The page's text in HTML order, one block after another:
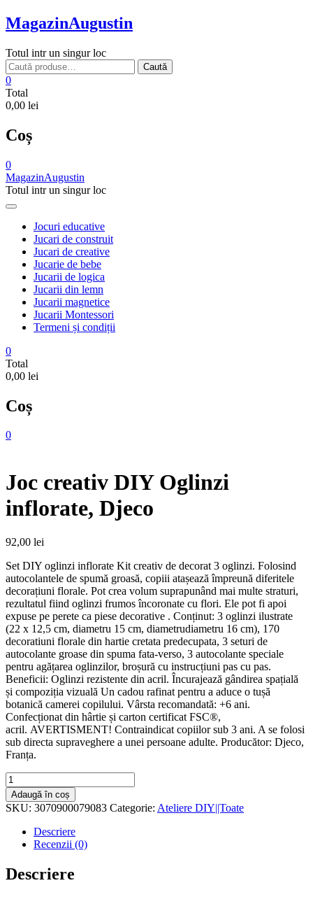
Skip
to
MagazinAugustin
Totul intr un singur loc
Caută
după:
Caută
0
Total
0,00 lei
Coș
0
MagazinAugustin
Totul intr un singur loc
Jocuri educative
Jucari de construit
Jucari de creative
Jucarie de bebe
Jucarii de logica
Jucarii din lemn
Jucarii magnetice
Jucarii Montessori
Termeni și condiții
0
Total
0,00 lei
Coș
0
Joc creativ DIY Oglinzi
inflorate, Djeco
92,00 lei
Set DIY oglinzi inflorate Kit creativ de decorat 3 oglinzi. Folosind
autocolantele de spumă groasă, copiii atașează împreună diferitele
decorațiuni florale. Pot crea volum suprapunând mai multe straturi,
rezultatul fiind oglinzi frumos încoronate cu flori. Ele pot fi apoi
expuse pe perete ca piese decorative . Conținut: 3 oglinzi ilustrate
(22 x 12,5 cm, diametru 15 cm, diametrudiametru 16 cm), 170
decoratiuni florale din hartie cretata predecupata, 3 seturi de
autocolante groase din spuma fata-verso, 3 autocolante speciale
pentru agățarea oglinzilor, broșură cu instrucțiuni pas cu pas.
Beneficii: Oglinzi rezistente din acril. Încurajează gândirea spațială
și compoziția vizuală Un cadou rafinat pentru a aduce o tușă
botanică camerei copilului. Vârsta recomandată: +6 ani.
Confecționat din hârtie și carton certificat FSC®,
acril. AVERTISMENT! Contraindicat copiilor sub 3 ani. A se folosi
sub directa supraveghere a unei persoane adulte. Producător: Djeco,
Franța.
Cantitate
Joc
creativ
DIY
Oglinzi
inflorate,
Adaugă în coș
SKU: 3070900079083 Categorie: Ateliere DIY||Toate
Descriere
Recenzii (0)
Descriere